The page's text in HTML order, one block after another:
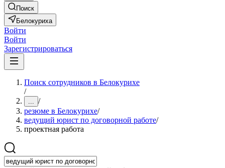
Поиск
Белокуриха
Войти
Войти
Зарегистрироваться
Поиск сотрудников в Белокурихе
/
... /
резюме в Белокурихе/
ведущий юрист по договорной работе/
проектная работа